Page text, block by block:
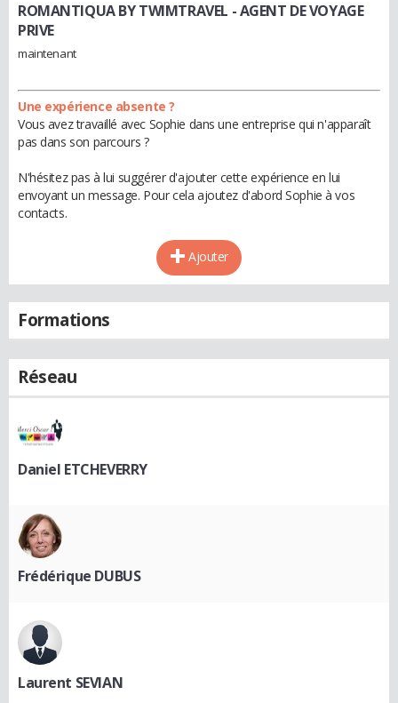
ROMANTIQUA BY TWIMTRAVEL - AGENT DE VOYAGE
PRIVE
maintenant
Une expérience absente ?
Vous avez travaillé avec Sophie dans une entreprise qui n'apparaît
pas dans son parcours ?
N'hésitez pas à lui suggérer d'ajouter cette expérience en lui
envoyant un message. Pour cela ajoutez d'abord Sophie à vos
contacts.
Ajouter
Formations
Réseau
Daniel ETCHEVERRY
Frédérique DUBUS
Laurent SEVIAN